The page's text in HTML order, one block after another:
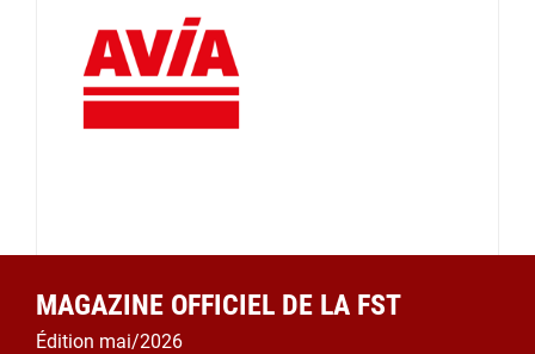
MAGAZINE OFFICIEL DE LA FST
Édition mai/2026